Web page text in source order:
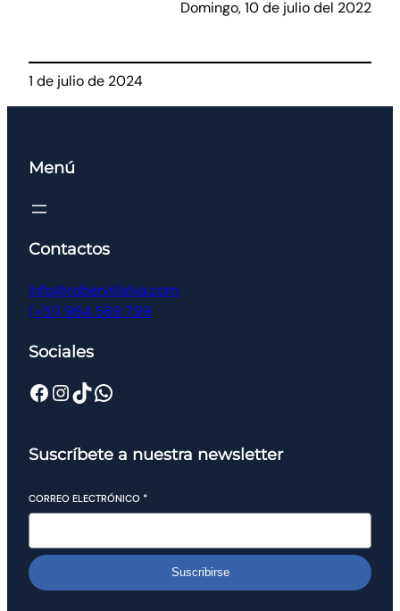
Domingo, 10 de julio del 2022
1 de julio de 2024
Menú
Contactos
info@robervillalva.com
(+51) 964 569 799
Sociales
Suscríbete a nuestra newsletter
CORREO ELECTRÓNICO *
Suscribirse